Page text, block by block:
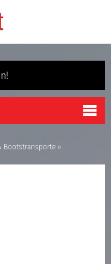
Bootstransporte »